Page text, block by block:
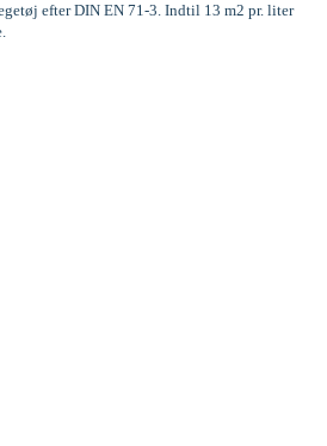
efter DIN EN 71-3. Indtil 13 m2 pr. liter